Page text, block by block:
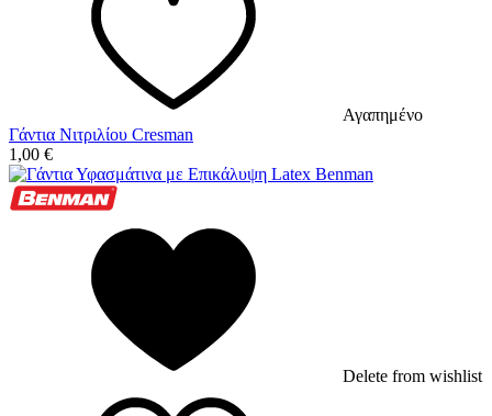
Αγαπημένο
Γάντια Νιτριλίου Cresman
1,00 €
Delete from wishlist